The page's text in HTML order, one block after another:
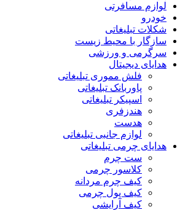
لوازم مسافرتی
خودرو
شکلات تبلیغاتی
سازگار با محیط زیست
سرگرمی و ورزشی
هدایای دیجیتال
فلش مموری تبلیغاتی
پاوربانک تبلیغاتی
اسپیکر تبلیغاتی
هندزفری
هدست
لوازم جانبی تبلیغاتی
هدایای چرمی تبلیغاتی
ست چرم
کلاسور چرمی
کیف چرم مردانه
کیف پول چرمی
کیف آرایشی